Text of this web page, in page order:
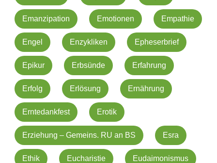
Emanzipation Emotionen Empathie
Engel Enzykliken Epheserbrief
Epikur Erbsünde Erfahrung
Erfolg Erlösung Ernährung
Erntedankfest Erotik
Erziehung – Gemeins. RU an BS Esra
Ethik Eucharistie Eudaimonismus